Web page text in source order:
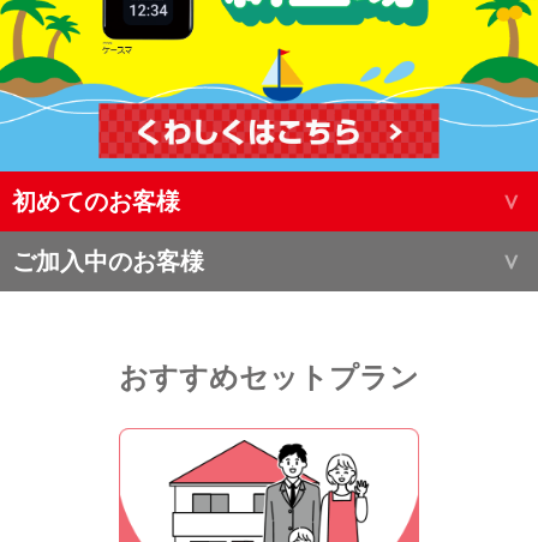
初めてのお客様
ご加入中のお客様
おすすめセットプラン